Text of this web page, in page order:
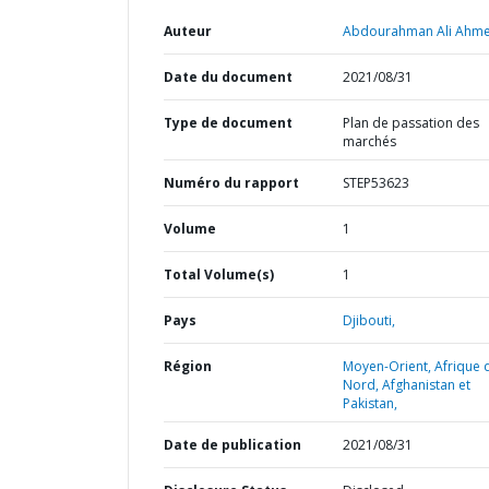
Auteur Abdourahman Ali
Date du document 2021/08/31
Type de document
Plan de passation des
marchés
Numéro du rapport STEP53623
Volume 1
Total Volume(s) 1
Pays Djibouti,
Région
Moyen-Orient, Afrique
Nord, Afghanistan et
Pakistan,
Date de publication 2021/08/31